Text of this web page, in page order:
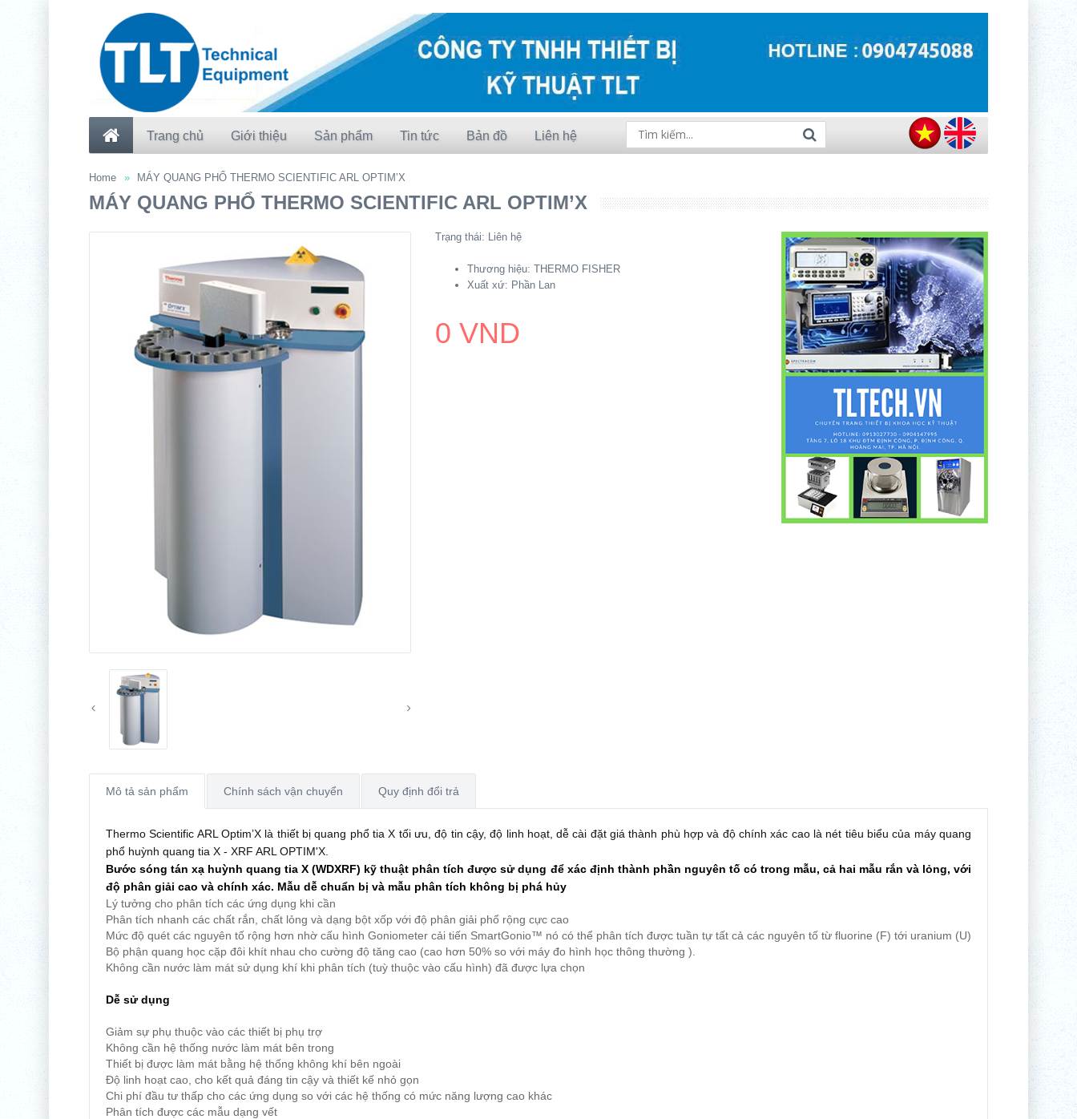
Trang chủ Giới thiệu Sản phẩm Tin tức Bản đồ Liên hệ
Home MÁY QUANG PHỔ THERMO SCIENTIFIC ARL OPTIM’X
MÁY QUANG PHỔ THERMO SCIENTIFIC ARL OPTIM’X
Trạng thái: Liên hệ
Thương hiệu: THERMO FISHER
Xuất xứ: Phần Lan
0 VND
Mô tả sản phẩm Chính sách vận chuyển Quy định đổi trả
Thermo Scientific ARL Optim’X là thiết bị quang phổ tia X tối ưu, độ tin cậy, độ linh hoạt, dễ cài đặt giá thành phù hợp và độ chính xác cao là nét tiêu biểu của máy quang
phổ huỳnh quang tia X - XRF ARL OPTIM'X.
Bước sóng tán xạ huỳnh quang tia X (WDXRF) kỹ thuật phân tích được sử dụng để xác định thành phần nguyên tố có trong mẫu, cả hai mẫu rắn và lỏng, với
độ phân giải cao và chính xác. Mẫu dễ chuẩn bị và mẫu phân tích không bị phá hủy
Lý tưởng cho phân tích các ứng dụng khi cần
Phân tích nhanh các chất rắn, chất lỏng và dạng bột xốp với độ phân giải phổ rộng cực cao
Mức độ quét các nguyên tố rộng hơn nhờ cấu hình Goniometer cải tiến SmartGonio™ nó có thể phân tích được tuần tự tất cả các nguyên tố từ fluorine (F) tới uranium (U)
Bộ phận quang học cặp đôi khít nhau cho cường độ tăng cao (cao hơn 50% so với máy đo hình học thông thường ).
Không cần nước làm mát sử dụng khí khi phân tích (tuỳ thuộc vào cấu hình) đã được lựa chọn
Dễ sử dụng
Giảm sự phụ thuộc vào các thiết bị phụ trợ
Không cần hệ thống nước làm mát bên trong
Thiết bị được làm mát bằng hệ thống không khí bên ngoài
Độ linh hoạt cao, cho kết quả đáng tin cậy và thiết kế nhỏ gọn
Chi phí đầu tư thấp cho các ứng dụng so với các hệ thống có mức năng lượng cao khác
Phân tích được các mẫu dạng vết